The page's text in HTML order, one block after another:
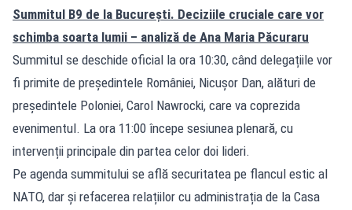
Summitul B9 de la București. Deciziile cruciale care vor
schimba soarta lumii – analiză de Ana Maria Păcuraru
Summitul se deschide oficial la ora 10:30, când delegațiile vor
fi primite de președintele României, Nicușor Dan, alături de
președintele Poloniei, Carol Nawrocki, care va coprezida
evenimentul. La ora 11:00 începe sesiunea plenară, cu
intervenții principale din partea celor doi lideri.
Pe agenda summitului se află securitatea pe flancul estic al
NATO, dar și refacerea relațiilor cu administrația de la Casa